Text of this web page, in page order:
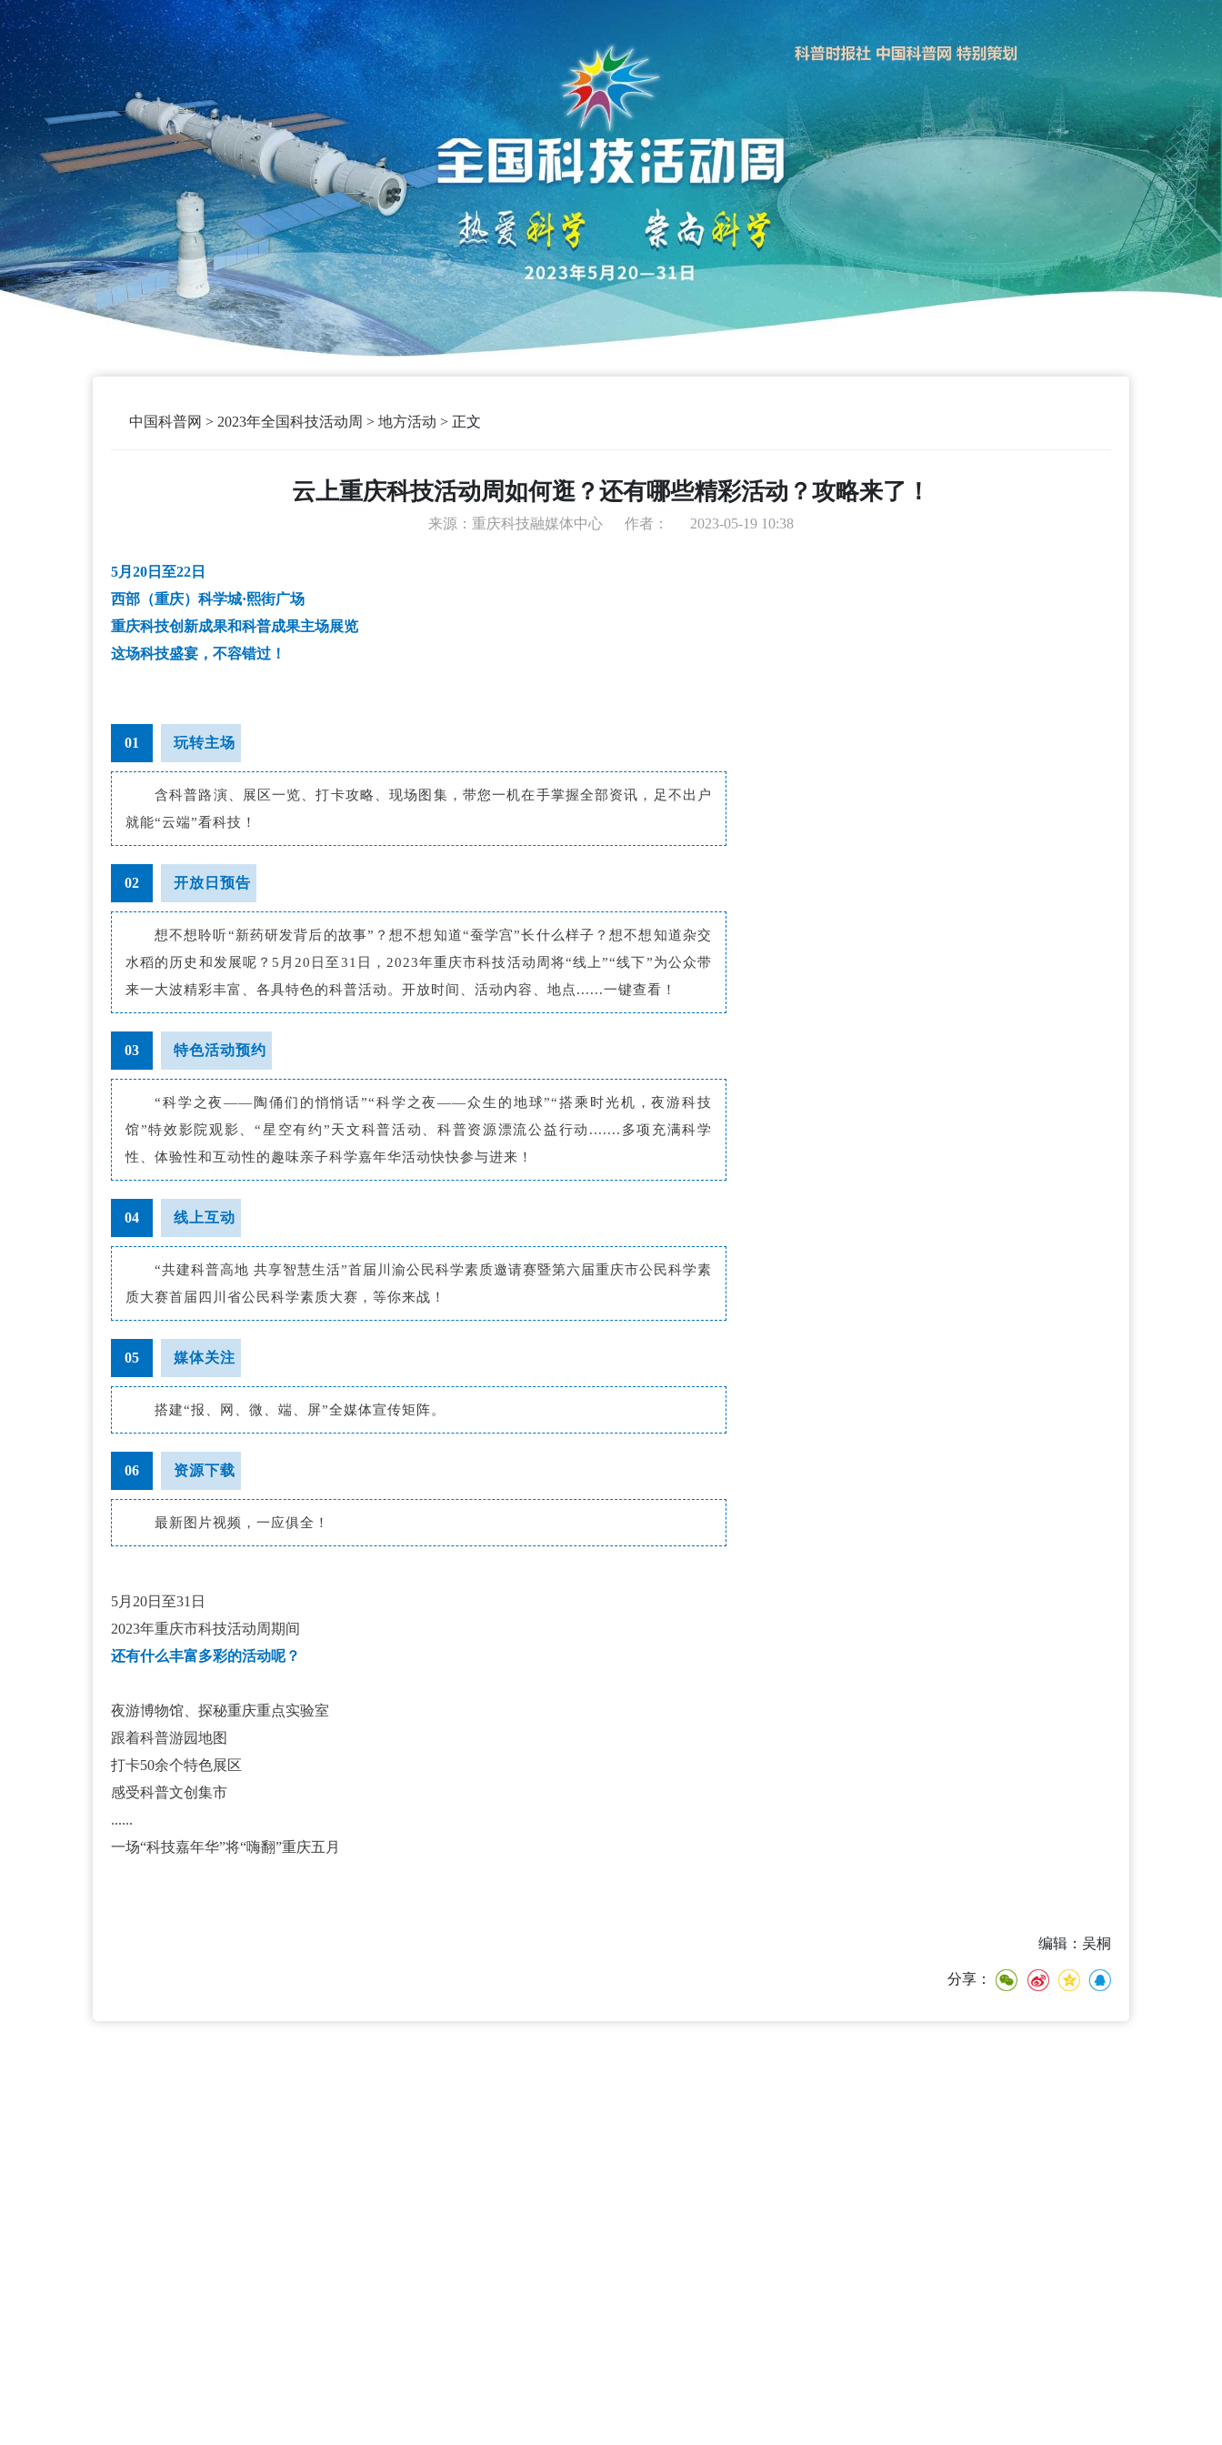
中国科普网 > 2023年全国科技活动周 > 地方活动 > 正文
云上重庆科技活动周如何逛？还有哪些精彩活动？攻略来了！
来源：重庆科技融媒体中心 作者： 2023-05-19 10:38
5月20日至22日
西部（重庆）科学城·熙街广场
重庆科技创新成果和科普成果主场展览
这场科技盛宴，不容错过！
01 玩转主场
含科普路演、展区一览、打卡攻略、现场图集，带您一机在手掌握全部资讯，足不出户
就能“云端”看科技！
02 开放日预告
想不想聆听“新药研发背后的故事”？想不想知道“蚕学宫”长什么样子？想不想知道杂交
水稻的历史和发展呢？5月20日至31日，2023年重庆市科技活动周将“线上”“线下”为公众带
来一大波精彩丰富、各具特色的科普活动。开放时间、活动内容、地点......一键查看！
03 特色活动预约
“科学之夜——陶俑们的悄悄话”“科学之夜——众生的地球”“搭乘时光机，夜游科技
馆”特效影院观影、“星空有约”天文科普活动、科普资源漂流公益行动.......多项充满科学
性、体验性和互动性的趣味亲子科学嘉年华活动快快参与进来！
04 线上互动
“共建科普高地 共享智慧生活”首届川渝公民科学素质邀请赛暨第六届重庆市公民科学素
质大赛首届四川省公民科学素质大赛，等你来战！
05 媒体关注
搭建“报、网、微、端、屏”全媒体宣传矩阵。
06 资源下载
最新图片视频，一应俱全！
5月20日至31日
2023年重庆市科技活动周期间
还有什么丰富多彩的活动呢？
夜游博物馆、探秘重庆重点实验室
跟着科普游园地图
打卡50余个特色展区
感受科普文创集市
......
一场“科技嘉年华”将“嗨翻”重庆五月
编辑：吴桐
分享：